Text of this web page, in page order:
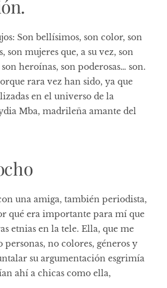
Son bellísimos, son color, son
son mujeres que, a su vez, son
heroínas, son poderosas… son.
rara vez han sido, ya que
en el universo de la
Mba, madrileña amante del
una amiga, también periodista,
qué era importante para mí que
etnias en la tele. Ella, que me
personas, no colores, géneros y
su argumentación esgrimía
ahí a chicas como ella,